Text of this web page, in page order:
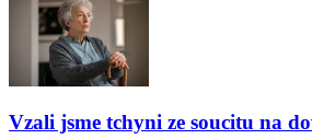
Vzali jsme tchyni ze soucitu na